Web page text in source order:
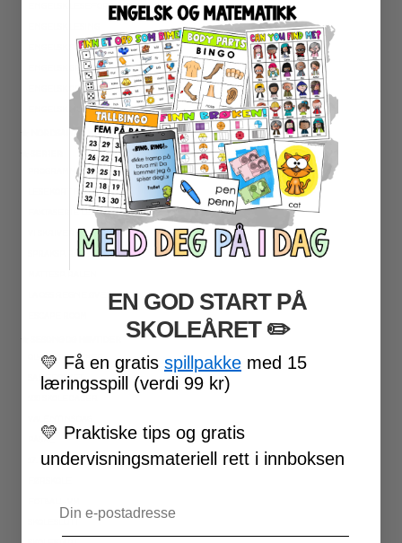
ENGELSK LESEFORSTÅELSE
ENGELSK SKRIVING
ENGELSK GRAMATIKK
ENGELSK ORD- OG BEGREPER
ENGELSK MUNTLIG
★ NORDSAMISK MATERIELL
PROGRAMMERING
LESEKORT FAKTA
FAKTASERIE LESING
SPRÅKSPIRALEN
LA OSS REGNE ØVEBØKER
OLYMPISKE LEKER
SAMEFOLKET
PÅSKE
17. MAI
EN GOD START PÅ
SKOLEÅRET​ ✏️
💛 Få en gratis spillpakke med 15
læringsspill (verdi 99 kr)
💛 Praktiske tips og gratis
undervisningsmateriell rett i innboksen